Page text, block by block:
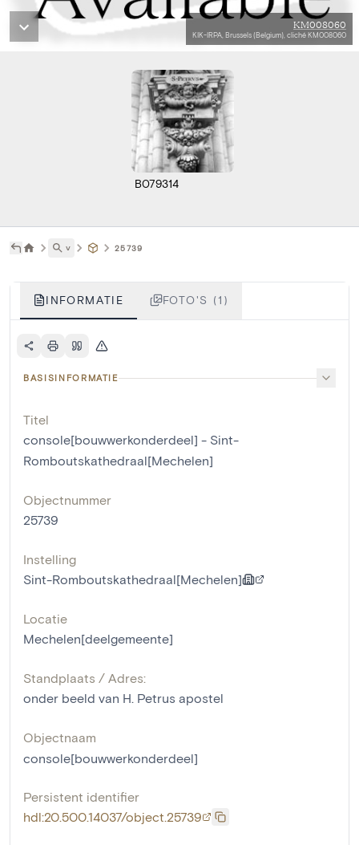
KM008060
KIK-IRPA, Brussels (Belgium), cliché KM008060
B079314
˅ 25739
INFORMATIE FOTO'S (1)
BASISINFORMATIE
Titel
console[bouwwerkonderdeel] - Sint-
Romboutskathedraal[Mechelen]
Objectnummer
25739
Instelling
Sint-Romboutskathedraal[Mechelen]
Locatie
Mechelen[deelgemeente]
Standplaats / Adres:
onder beeld van H. Petrus apostel
Objectnaam
console[bouwwerkonderdeel]
Persistent identifier
hdl:20.500.14037/object.25739